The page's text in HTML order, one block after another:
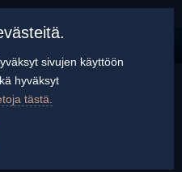
sivujen käyttöön
hyväksyt
tästä.